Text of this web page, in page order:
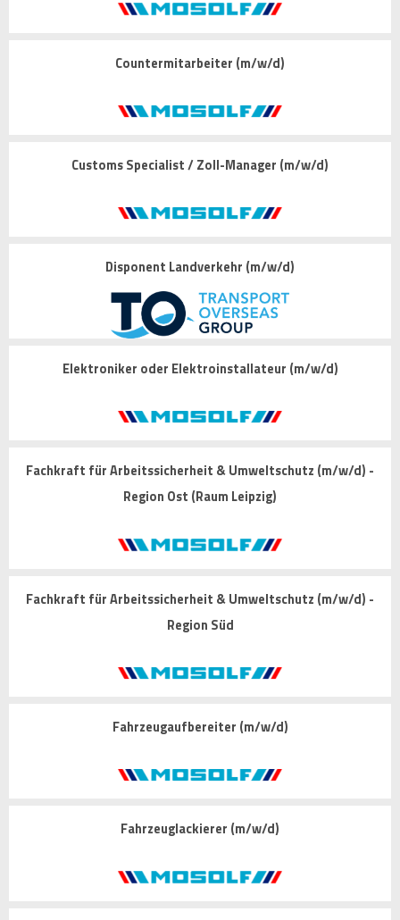
Countermitarbeiter (m/w/d)
Customs Specialist / Zoll-Manager (m/w/d)
Disponent Landverkehr (m/w/d)
Elektroniker oder Elektroinstallateur (m/w/d)
Fachkraft für Arbeitssicherheit & Umweltschutz (m/w/d) -
Region Ost (Raum Leipzig)
Fachkraft für Arbeitssicherheit & Umweltschutz (m/w/d) -
Region Süd
Fahrzeugaufbereiter (m/w/d)
Fahrzeuglackierer (m/w/d)